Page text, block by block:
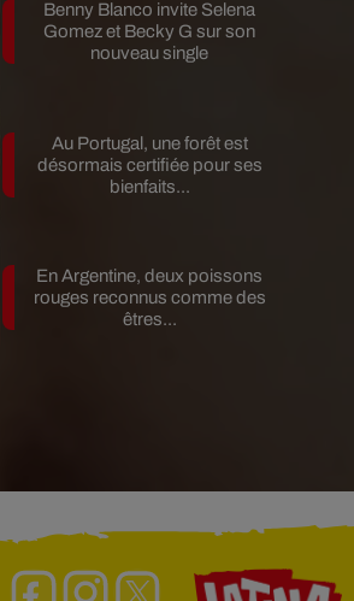
Benny Blanco invite Selena
Gomez et Becky G sur son
nouveau single
Au Portugal, une forêt est
désormais certifiée pour ses
bienfaits...
En Argentine, deux poissons
rouges reconnus comme des
êtres...